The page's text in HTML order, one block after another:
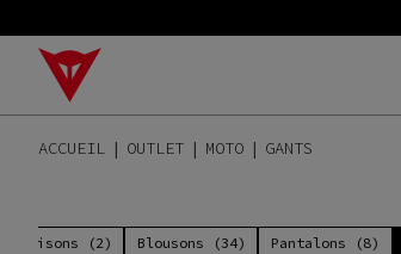
ACCUEIL OUTLET MOTO GANTS
(2) Blousons (34) Pantalons (8)